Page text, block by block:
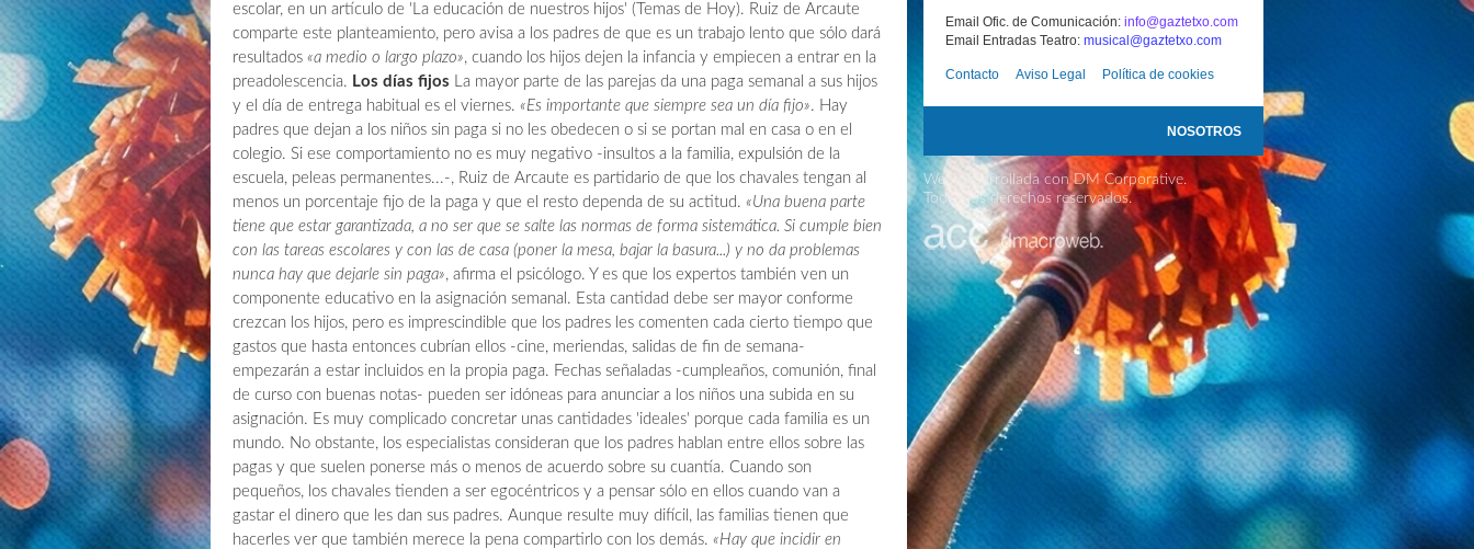
Email Ofic. de Comunicación: info@gaztetxo.com
Email Entradas Teatro: musical@gaztetxo.com
Contacto Aviso Legal Política de cookies
NOSOTROS
Web desarrollada con DM Corporative.
Todos los derechos reservados.
escolar, en un artículo de 'La educación de nuestros hijos' (Temas de Hoy). Ruiz de Arcaute
comparte este planteamiento, pero avisa a los padres de que es un trabajo lento que sólo dará
resultados «a medio o largo plazo», cuando los hijos dejen la infancia y empiecen a entrar en la
preadolescencia. Los días fijos La mayor parte de las parejas da una paga semanal a sus hijos
y el día de entrega habitual es el viernes. «Es importante que siempre sea un día fijo». Hay
padres que dejan a los niños sin paga si no les obedecen o si se portan mal en casa o en el
colegio. Si ese comportamiento no es muy negativo -insultos a la familia, expulsión de la
escuela, peleas permanentes...-, Ruiz de Arcaute es partidario de que los chavales tengan al
menos un porcentaje fijo de la paga y que el resto dependa de su actitud. «Una buena parte
tiene que estar garantizada, a no ser que se salte las normas de forma sistemática. Si cumple bien
con las tareas escolares y con las de casa (poner la mesa, bajar la basura...) y no da problemas
nunca hay que dejarle sin paga», afirma el psicólogo. Y es que los expertos también ven un
componente educativo en la asignación semanal. Esta cantidad debe ser mayor conforme
crezcan los hijos, pero es imprescindible que los padres les comenten cada cierto tiempo que
gastos que hasta entonces cubrían ellos -cine, meriendas, salidas de fin de semana-
empezarán a estar incluidos en la propia paga. Fechas señaladas -cumpleaños, comunión, final
de curso con buenas notas- pueden ser idóneas para anunciar a los niños una subida en su
asignación. Es muy complicado concretar unas cantidades 'ideales' porque cada familia es un
mundo. No obstante, los especialistas consideran que los padres hablan entre ellos sobre las
pagas y que suelen ponerse más o menos de acuerdo sobre su cuantía. Cuando son
pequeños, los chavales tienden a ser egocéntricos y a pensar sólo en ellos cuando van a
gastar el dinero que les dan sus padres. Aunque resulte muy difícil, las familias tienen que
hacerles ver que también merece la pena compartirlo con los demás. «Hay que incidir en